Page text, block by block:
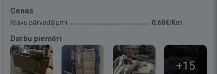
Cenas
Kravu pārvadājumi 0,60€/Km
Darbu piemēri
+15